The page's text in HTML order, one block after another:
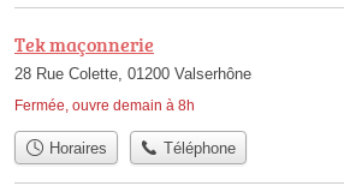
Tek maçonnerie
28 Rue Colette, 01200 Valserhône
Fermée, ouvre demain à 8h
Horaires Téléphone